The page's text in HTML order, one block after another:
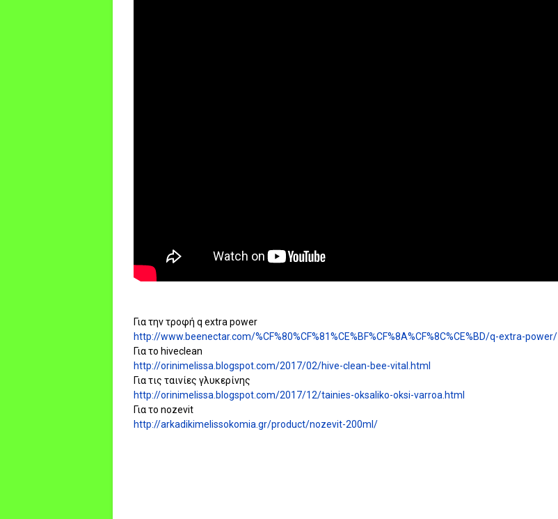
Για την τροφή q extra power
http://www.beenectar.com/%CF%80%CF%81%CE%BF%CF%8A%CF%8C%CE%BD/q-extra-power/
Για το hiveclean
http://orinimelissa.blogspot.com/2017/02/hive-clean-bee-vital.html
Για τις ταινίες γλυκερίνης
http://orinimelissa.blogspot.com/2017/12/tainies-oksaliko-oksi-varroa.html
Για το nozevit
http://arkadikimelissokomia.gr/product/nozevit-200ml/